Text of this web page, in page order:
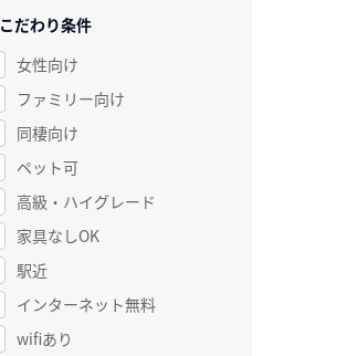
こだわり条件
女性向け
ファミリー向け
同棲向け
ペット可
高級・ハイグレード
家具なしOK
駅近
インターネット無料
wifiあり